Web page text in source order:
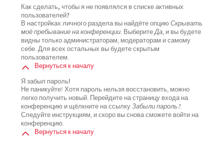
Как сделать, чтобы я не появлялся в списке активных
пользователей?
В настройках личного раздела вы найдёте опциюСкрывать
моё пребывание на конференции. ВыберитеДа, и вы будете
видны только администраторам, модераторам и самому
себе. Для всех остальных вы будете скрытым
пользователем.
Вернуться к началу
Я забыл пароль!
Не паникуйте! Хотя пароль нельзя восстановить, можно
легко получить новый. Перейдите на страницу входа на
конференцию и щёлкните на ссылкуЗабыли пароль?.
Следуйте инструкциям, и скоро вы снова сможете войти на
конференцию.
Вернуться к началу